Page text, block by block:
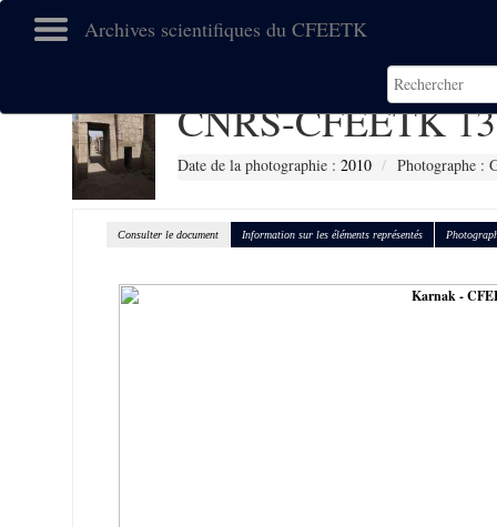
Archives scientifiques du CFEETK
CNRS-CFEETK
Date de la photographie : 2010 Photographe :
Consulter le document Information sur les éléments représentés